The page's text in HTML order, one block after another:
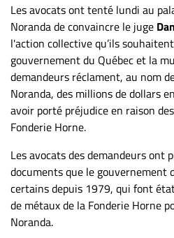
Publier
un
emploi
Publicité
Solutions de
recrutements
TROUVEZ-
NOUS
Nous
joindre
Les avocats ont tenté lundi au
Noranda de convaincre le juge
l'action collective qu’ils
gouvernement du Québec et la
demandeurs réclament, au nom
Noranda, des millions de dollars
avoir porté préjudice en raison
Fonderie Horne.
Les avocats des demandeurs ont
documents que le gouvernement
certains depuis 1979, qui font
de métaux de la Fonderie Horne
Noranda.